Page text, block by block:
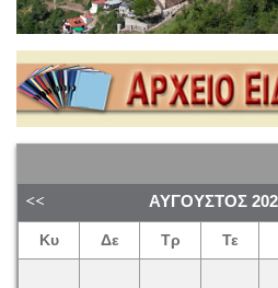
ΑΎΓΟΥΣΤΟΣ
Κυ Δε Τρ Τε